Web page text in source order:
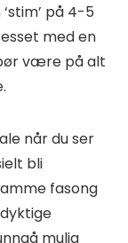
på 4-5
med en
være på alt
når du ser
bli
fasong
mulig